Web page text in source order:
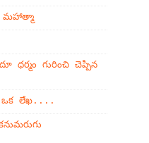
మహాత్మా
ధర్మం గురించి చెప్పిన
ఒక లేఖ....